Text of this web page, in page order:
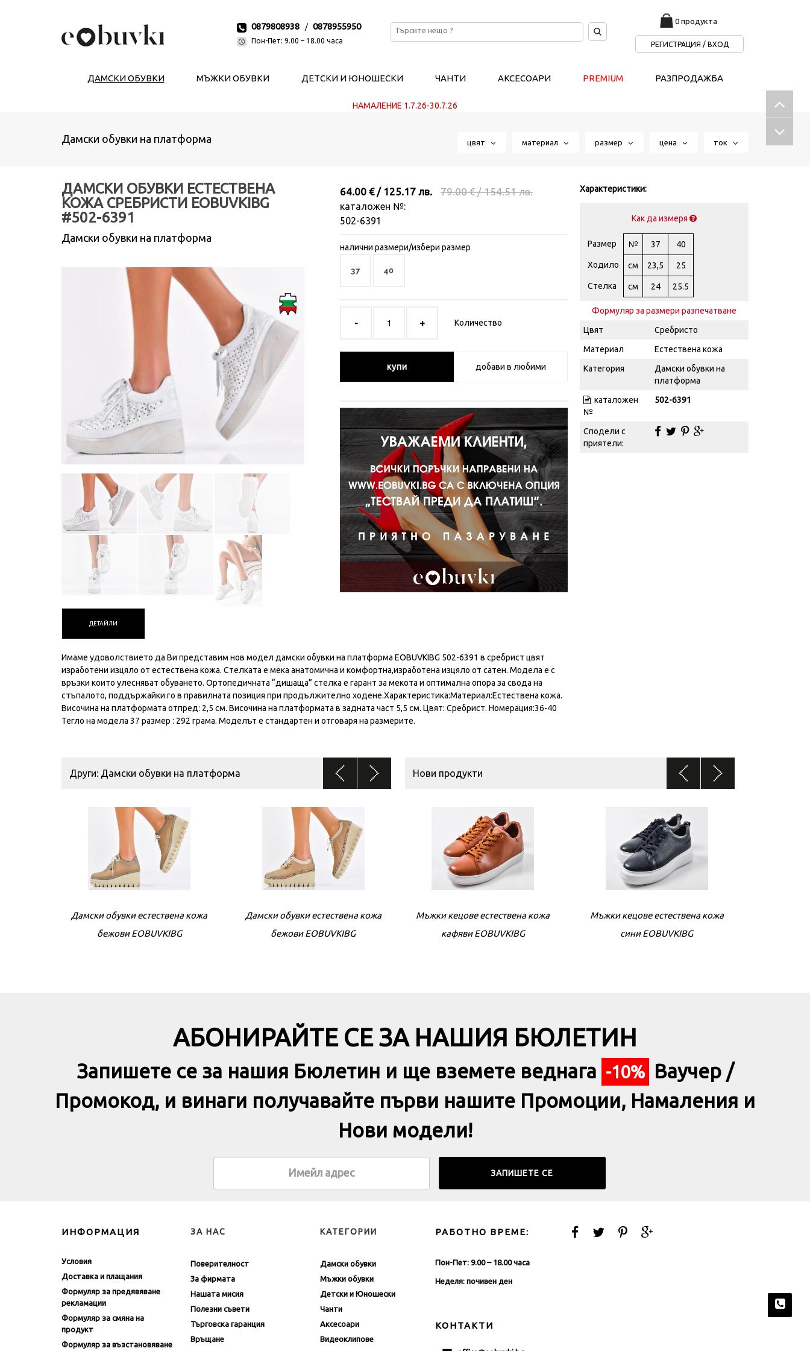
0879808938 / 0878955950
Пон-Пет: 9.00 – 18.00 часа
0 продукта
РЕГИСТРАЦИЯ / ВХОД
ДАМСКИ ОБУВКИ МЪЖКИ ОБУВКИ ДЕТСКИ И ЮНОШЕСКИ ЧАНТИ АКСЕСОАРИ PREMIUM РАЗПРОДАЖБА
НАМАЛЕНИЕ 1.7.26-30.7.26
Дамски обувки на платформа цвят материал размер цена ток
ДАМСКИ ОБУВКИ ЕСТЕСТВЕНА
КОЖА СРЕБРИСТИ EOBUVKIBG
#502-6391
Дамски обувки на платформа
64.00 € / 125.17 лв. 79.00 € / 154.51 лв.
каталожен №:
502-6391
налични размери/избери размер
37 40
Количество
купи добави в любими
ДЕТАЙЛИ
Имаме удоволствието да Ви представим нов модел дамски обувки на платформа EOBUVKIBG 502-6391 в сребрист цвят
изработени изцяло от естествена кожа. Стелката е мека анатомична и комфортна,изработена изцяло от сатен. Модела е с
връзки които улесняват обуването. Ортопедичната “дишаща” стелка е гарант за мекота и оптимална опора за свода на
стъпалото, поддържайки го в правилната позиция при продължително ходене.Характеристика:Материал:Естествена кожа.
Височина на платформата отпред: 2,5 см. Височина на платформата в задната част 5,5 см. Цвят: Сребрист. Номерация:36-40
Тегло на модела 37 размер : 292 грама. Моделът е стандартен и отговаря на размерите.
Характеристики:
Как да измеря
Размер № 37 40
Ходило см 23,5 25
Стелка см 24 25.5
Формуляр за размери разпечатване
Цвят
Сребристо
Материал
Естествена кожа
Категория
Дамски обувки на
платформа
каталожен
№
502-6391
Сподели с
приятели:
Други: Дамски обувки на платформа
Дамски обувки естествена кожа
бежови EOBUVKIBG
Дамски обувки естествена кожа
бежови EOBUVKIBG
Дамски обувки естествена кожа
черни EOBUVKIBG
Дамски обувки естествена кожа
бежови EOBUVKIBG
Нови продукти
Мъжки кецове естествена кожа
кафяви EOBUVKIBG
Мъжки кецове естествена кожа
сини EOBUVKIBG
АБОНИРАЙТЕ СЕ ЗА НАШИЯ БЮЛЕТИН
Запишете се за нашия Бюлетин и ще вземете веднага -10% Ваучер /
Промокод, и винаги получавайте първи нашите Промоции, Намаления и
Нови модели!
ИНФОРМАЦИЯ
Условия
Доставка и плащания
Формуляр за предявяване
рекламации
Формуляр за смяна на
продукт
Формуляр за възстановяване
ЗА НАС
Поверителност
За фирмата
Нашата мисия
Полезни съвети
Търговска гаранция
Връщане
КАТЕГОРИИ
Дамски обувки
Мъжки обувки
Детски и Юношески
Чанти
Аксесоари
Видеоклипове
РАБОТНО ВРЕМЕ:
Пон-Пет: 9.00 – 18.00 часа
Неделя: почивен ден
КОНТАКТИ